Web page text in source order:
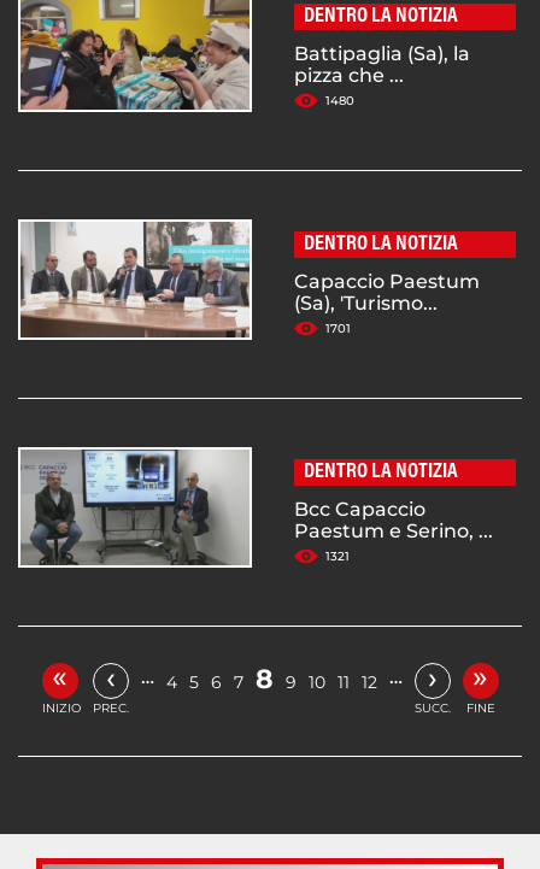
DENTRO LA NOTIZIA
Battipaglia (Sa), la
pizza che ...
1480
DENTRO LA NOTIZIA
Capaccio Paestum
(Sa), 'Turismo...
1701
DENTRO LA NOTIZIA
Bcc Capaccio
Paestum e Serino, ...
1321
«
INIZIO
‹
PREC.
… 4 5 6 7 8 9 10 11 12 … ›
SUCC.
»
FINE